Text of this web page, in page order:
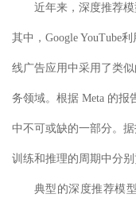
近年来，深度推荐
其中，Google YouTube
线广告应用中采用了类
务领域。 根据 Meta 的报
中不可或缺的一部分。
训练和推理的周期中分别
典型的深度推荐模